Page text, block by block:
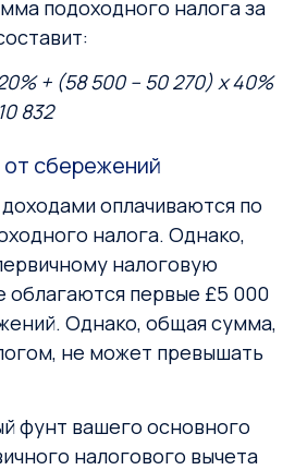
подоходного налога за
+ (58 500 – 50 270) х 40%
832
сбережений
оплачиваются по
налога. Однако,
налоговую
облагаются первые £5 000
Однако, общая сумма,
не может превышать
фунт вашего основного
налогового вычета